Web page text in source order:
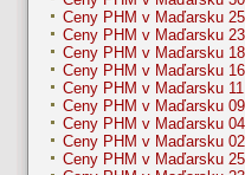
Ceny PHM v Maďarsku
Ceny PHM v Maďarsku
Ceny PHM v Maďarsku
Ceny PHM v Maďarsku
Ceny PHM v Maďarsku
Ceny PHM v Maďarsku
Ceny PHM v Maďarsku
Ceny PHM v Maďarsku
Ceny PHM v Maďarsku